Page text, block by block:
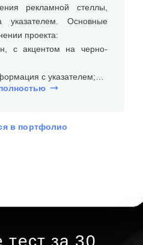
рекламной стеллы,
указателем. Основные
проекта:
с акцентом на черно-
с указателем;
условиям и
из прочных и
в портфолио